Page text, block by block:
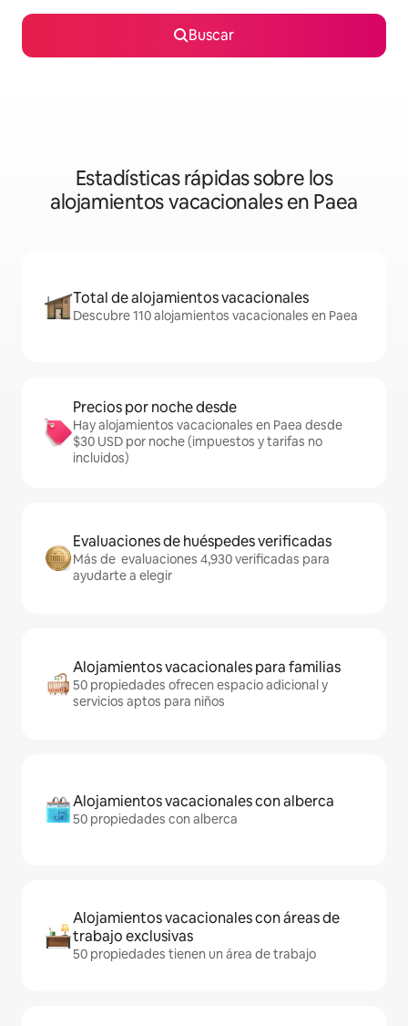
Buscar
Estadísticas rápidas sobre los
alojamientos vacacionales en Paea
Total de alojamientos vacacionales
Descubre 110 alojamientos vacacionales en Paea
Precios por noche desde
Hay alojamientos vacacionales en Paea desde
$30 USD por noche (impuestos y tarifas no
incluidos)
Evaluaciones de huéspedes verificadas
Más de evaluaciones 4,930 verificadas para
ayudarte a elegir
Alojamientos vacacionales para familias
50 propiedades ofrecen espacio adicional y
servicios aptos para niños
Alojamientos vacacionales con alberca
50 propiedades con alberca
Alojamientos vacacionales con áreas de
trabajo exclusivas
50 propiedades tienen un área de trabajo